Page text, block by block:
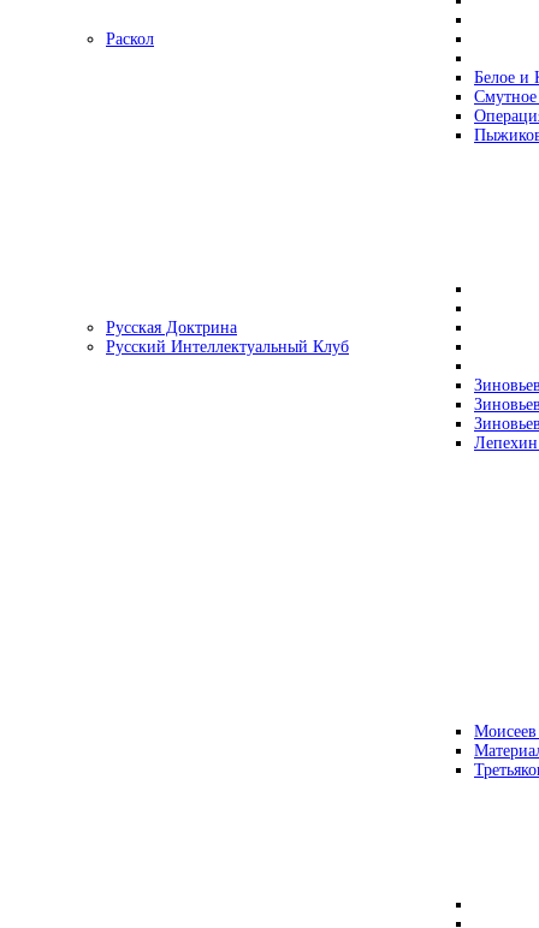
Раскол
Белое и
Русская Доктрина
Русский Интеллектуальный Клуб